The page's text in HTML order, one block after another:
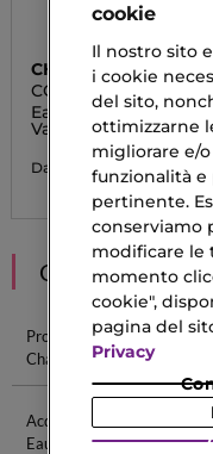
CHANEL
COCO NOIR
Eau De Parfum
Vaporizzatore
Da 107,92 €
CONSIGLIATI
Profumi Coco
Chanel
Profumi
Cocco
Acqua Di Gio
Eau De
cookie
Il nostro sito
i cookie
del sito,
ottimizzarne
migliorare e/
funzionalità
pertinente.
conserviamo
modificare le
momento
cookie",
pagina del
Privacy